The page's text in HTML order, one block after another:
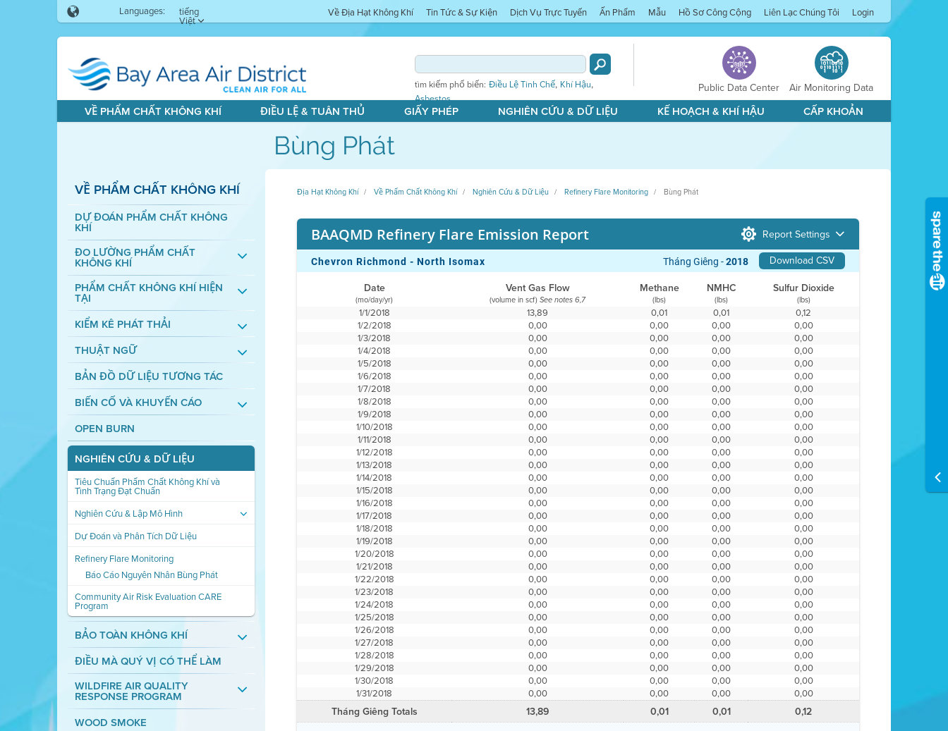
Languages: tiếng
Việt
Về Địa Hạt Không Khí Tin Tức & Sự Kiện Dịch Vụ Trực Tuyến Ấn Phẩm Mẫu Hồ Sơ Công Cộng Liên Lạc Chúng Tôi Login
tìm kiếm phổ biến: Điều Lệ Tinh Chế, Khí Hậu,
Asbestos
Public Data Center Air Monitoring Data
VỀ PHẨM CHẤT KHÔNG KHÍ ĐIỀU LỆ & TUÂN THỦ GIẤY PHÉP NGHIÊN CỨU & DỮ LIỆU KẾ HOẠCH & KHÍ HẬU CẤP KHOẢN
Bùng Phát
VỀ PHẨM CHẤT KHÔNG KHÍ
DỰ ĐOÁN PHẨM CHẤT KHÔNG
KHÍ
ĐO LƯỜNG PHẨM CHẤT
KHÔNG KHÍ
PHẨM CHẤT KHÔNG KHÍ HIỆN
TẠI
KIỂM KÊ PHÁT THẢI
THUẬT NGỮ
BẢN ĐỒ DỮ LIỆU TƯƠNG TÁC
BIẾN CỐ VÀ KHUYẾN CÁO
OPEN BURN
NGHIÊN CỨU & DỮ LIỆU
Tiêu Chuẩn Phẩm Chất Không Khí và
Tình Trạng Đạt Chuẩn
Nghiên Cứu & Lập Mô Hình
Dự Đoán và Phân Tích Dữ Liệu
Refinery Flare Monitoring
Báo Cáo Nguyên Nhân Bùng Phát
Community Air Risk Evaluation CARE
Program
BẢO TOÀN KHÔNG KHÍ
ĐIỀU MÀ QUÝ VỊ CÓ THỂ LÀM
WILDFIRE AIR QUALITY
RESPONSE PROGRAM
WOOD SMOKE
Địa Hạt Không Khí Về Phẩm Chất Không Khí Nghiên Cứu & Dữ Liệu Refinery Flare Monitoring Bùng Phát
BAAQMD Refinery Flare Emission Report Report Settings
Chevron Richmond - North Isomax Download CSV
Tháng Giêng -2018
Date Vent Gas Flow Methane NMHC Sulfur Dioxide
(mo/day/yr) (volume in scf)See notes 6,7 (lbs) (lbs) (lbs)
1/1/2018 13,89 0,01 0,01
0,12
1/2/2018
0,00 0,00 0,00
0,00
1/3/2018
0,00 0,00 0,00
0,00
1/4/2018
0,00 0,00 0,00
0,00
1/5/2018
0,00 0,00 0,00
0,00
1/6/2018
0,00 0,00 0,00
0,00
1/7/2018
0,00 0,00 0,00
0,00
1/8/2018
0,00 0,00 0,00
0,00
1/9/2018
0,00 0,00 0,00
0,00
1/10/2018
0,00 0,00 0,00
0,00
1/11/2018
0,00 0,00 0,00
0,00
1/12/2018
0,00 0,00 0,00
0,00
1/13/2018
0,00 0,00 0,00
0,00
1/14/2018
0,00 0,00 0,00
0,00
1/15/2018
0,00 0,00 0,00
0,00
1/16/2018
0,00 0,00 0,00
0,00
1/17/2018
0,00 0,00 0,00
0,00
1/18/2018
0,00 0,00 0,00
0,00
1/19/2018
0,00 0,00 0,00
0,00
1/20/2018
0,00 0,00 0,00
0,00
1/21/2018
0,00 0,00 0,00
0,00
1/22/2018
0,00 0,00 0,00
0,00
1/23/2018
0,00 0,00 0,00
0,00
1/24/2018
0,00 0,00 0,00
0,00
1/25/2018
0,00 0,00 0,00
0,00
1/26/2018
0,00 0,00 0,00
0,00
1/27/2018
0,00 0,00 0,00
0,00
1/28/2018
0,00 0,00 0,00
0,00
1/29/2018
0,00 0,00 0,00
0,00
1/30/2018
0,00 0,00 0,00
0,00
1/31/2018
0,00 0,00 0,00 0,00
Tháng Giêng Totals 13,89 0,01 0,01 0,12